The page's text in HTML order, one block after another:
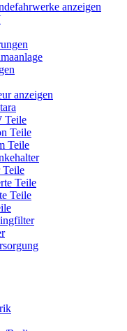
anzeigen
anzeigen
Teile
Teile
Teile
Teile
Teile
Teile